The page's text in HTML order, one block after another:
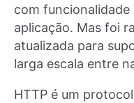
com
aplicação. Mas foi
atualizada para
larga escala entre
HTTP é um